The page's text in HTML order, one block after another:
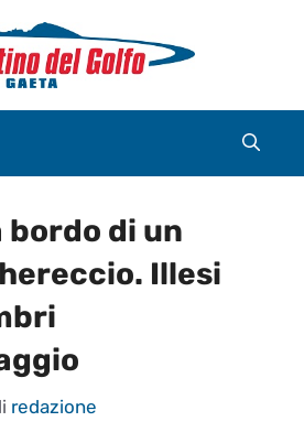
bordo di un
Illesi
redazione